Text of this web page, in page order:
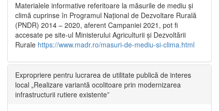
Materialele informative referitoare la măsurile de mediu și
climă cuprinse în Programul Național de Dezvoltare Rurală
(PNDR) 2014 – 2020, aferent Campaniei 2021, pot fi
accesate pe site-ul Ministerului Agriculturii și Dezvoltării
Rurale https://www.madr.ro/masuri-de-mediu-si-clima.html
Expropriere pentru lucrarea de utilitate publică de interes
local „Realizare variantă ocolitoare prin modernizarea
infrastructurii rutiere existente”